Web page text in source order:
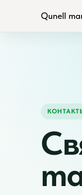
Qunell